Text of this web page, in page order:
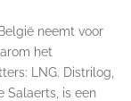
neemt voor
het
LNG. Distrilog,
Salaerts, is een